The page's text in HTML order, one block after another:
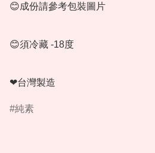
😊成份請參考包裝圖片
😊須冷藏 -18度
❤台灣製造
純素